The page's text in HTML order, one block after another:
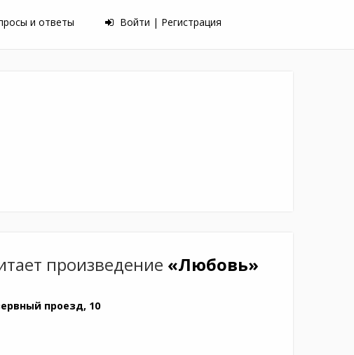
и ответы Войти | Регистрация
произведение «Любовь»
проезд, 10